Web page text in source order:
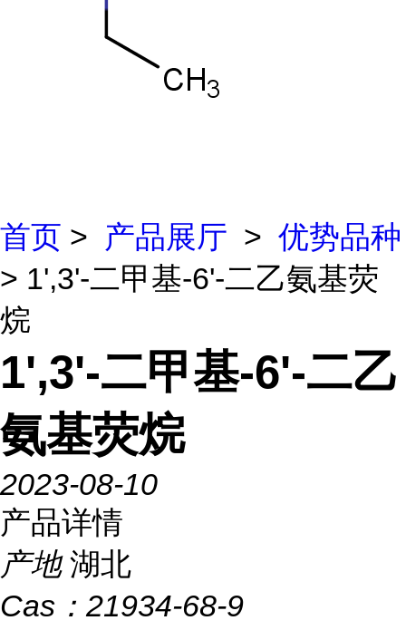
首页 > 产品展厅 > 优势品种
> 1',3'-二甲基-6'-二乙氨基荧
烷
1',3'-二甲基-6'-二乙
氨基荧烷
2023-08-10
产品详情
产地 湖北
Cas： 21934-68-9